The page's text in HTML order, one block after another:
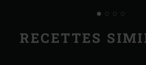
RECETTES